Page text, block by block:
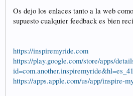
Os dejo los enlaces tanto a la web
supuesto cualquier feedback es bien
https://inspiremyride.com
https://play.google.com/store/apps/
https://apps.apple.com/us/app/inspire-